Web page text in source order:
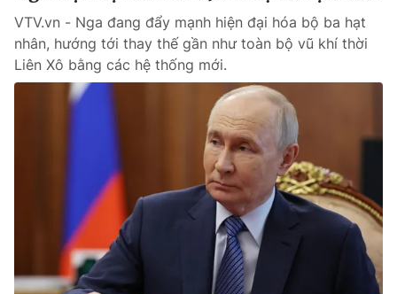
Phim VTV
Hậu trường
Nhân vật
Giải trí
Điện ảnh
Đời sống
Chất lượng cuộc sống
Học trực tuyến
Công nghệ
Hitech Công nghệ tương lai
Sản phẩm
Giao lưu trực tuyến
VTV.vn - Nga đang đẩy mạnh hiện đại hóa bộ ba hạt
nhân, hướng tới thay thế gần như toàn bộ vũ khí thời
Liên Xô bằng các hệ thống mới.